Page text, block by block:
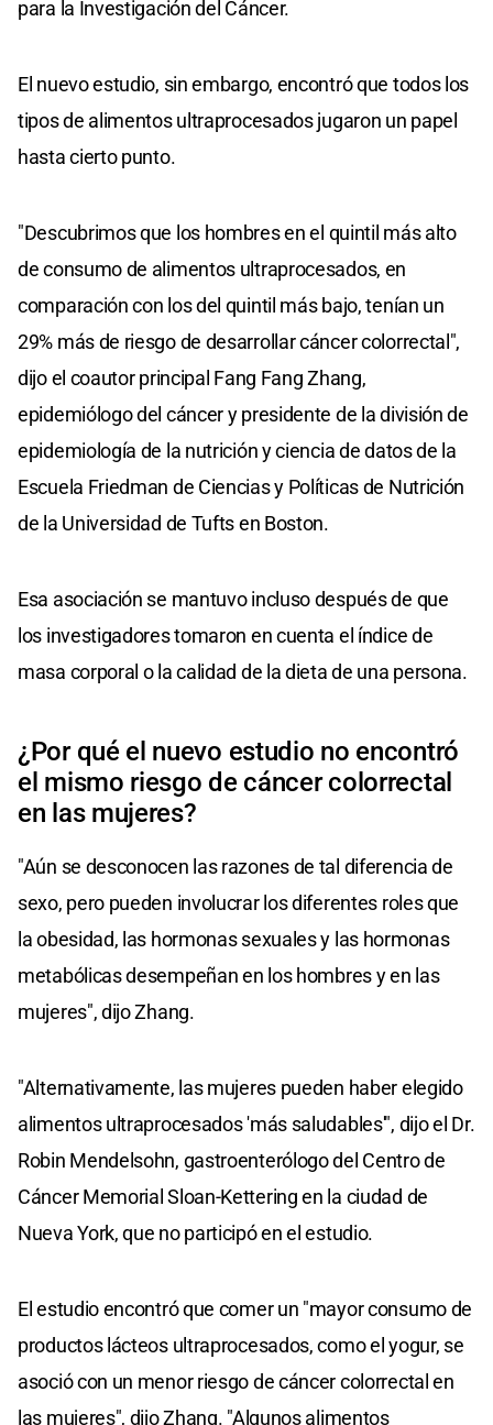
para la Investigación del Cáncer.
El nuevo estudio, sin embargo, encontró que todos los
tipos de alimentos ultraprocesados jugaron un papel
hasta cierto punto.
"Descubrimos que los hombres en el quintil más alto
de consumo de alimentos ultraprocesados, en
comparación con los del quintil más bajo, tenían un
29% más de riesgo de desarrollar cáncer colorrectal",
dijo el coautor principal Fang Fang Zhang,
epidemiólogo del cáncer y presidente de la división de
epidemiología de la nutrición y ciencia de datos de la
Escuela Friedman de Ciencias y Políticas de Nutrición
de la Universidad de Tufts en Boston.
Esa asociación se mantuvo incluso después de que
los investigadores tomaron en cuenta el índice de
masa corporal o la calidad de la dieta de una persona.
¿Por qué el nuevo estudio no encontró
el mismo riesgo de cáncer colorrectal
en las mujeres?
"Aún se desconocen las razones de tal diferencia de
sexo, pero pueden involucrar los diferentes roles que
la obesidad, las hormonas sexuales y las hormonas
metabólicas desempeñan en los hombres y en las
mujeres", dijo Zhang.
"Alternativamente, las mujeres pueden haber elegido
alimentos ultraprocesados 'más saludables'", dijo el Dr.
Robin Mendelsohn, gastroenterólogo del Centro de
Cáncer Memorial Sloan-Kettering en la ciudad de
Nueva York, que no participó en el estudio.
El estudio encontró que comer un "mayor consumo de
productos lácteos ultraprocesados, como el yogur, se
asoció con un menor riesgo de cáncer colorrectal en
las mujeres", dijo Zhang. "Algunos alimentos